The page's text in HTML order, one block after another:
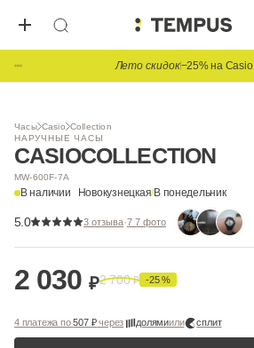
Лето скидок−25% на Casio
Часы Casio Collection
НАРУЧНЫЕ ЧАСЫ
CASIOCOLLECTION
MW-600F-7A
В наличии Новокузнецкая/В понедельник
5.0 3 отзыва·7 7 фото
2 030 ₽2 700₽ -25 %
4 платежа по507 ₽через долямиили сплит